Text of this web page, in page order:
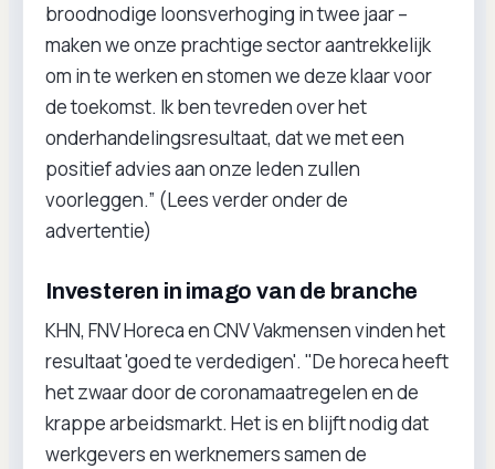
broodnodige loonsverhoging in twee jaar –
maken we onze prachtige sector aantrekkelijk
om in te werken en stomen we deze klaar voor
de toekomst. Ik ben tevreden over het
onderhandelingsresultaat, dat we met een
positief advies aan onze leden zullen
voorleggen.” (Lees verder onder de
advertentie)
Investeren in imago van de branche
KHN, FNV Horeca en CNV Vakmensen vinden het
resultaat 'goed te verdedigen'. "De horeca heeft
het zwaar door de coronamaatregelen en de
krappe arbeidsmarkt. Het is en blijft nodig dat
werkgevers en werknemers samen de